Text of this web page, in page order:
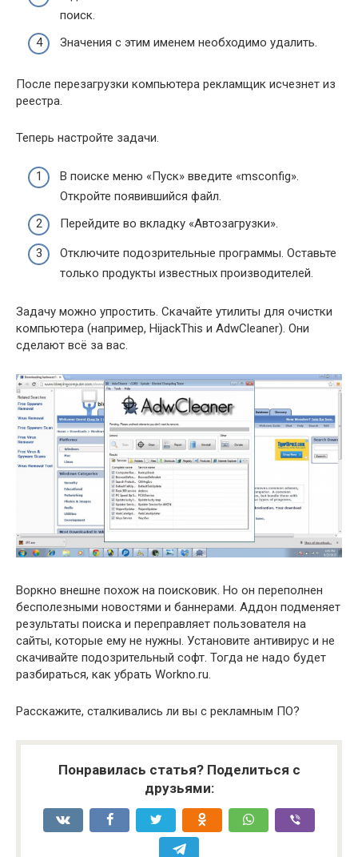
поиск.
Значения с этим именем необходимо удалить.
После перезагрузки компьютера рекламщик исчезнет из
реестра.
Теперь настройте задачи.
В поиске меню «Пуск» введите «msconfig».
Откройте появившийся файл.
Перейдите во вкладку «Автозагрузки».
Отключите подозрительные программы. Оставьте
только продукты известных производителей.
Задачу можно упростить. Скачайте утилиты для очистки
компьютера (например, HijackThis и AdwCleaner). Они
сделают всё за вас.
Воркно внешне похож на поисковик. Но он переполнен
бесполезными новостями и баннерами. Аддон подменяет
результаты поиска и переправляет пользователя на
сайты, которые ему не нужны. Установите антивирус и не
скачивайте подозрительный софт. Тогда не надо будет
разбираться, как убрать Workno.ru.
Расскажите, сталкивались ли вы с рекламным ПО?
Понравилась статья? Поделиться с
друзьями: